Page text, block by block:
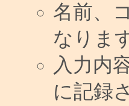
名前、
なりま
入力内
に記録